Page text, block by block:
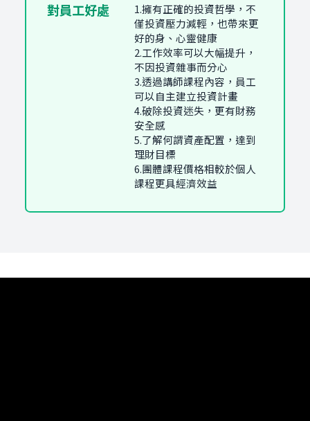
對員工好處
1.擁有正確的投資哲學，不
僅投資壓力減輕，也帶來更
好的身、心靈健康
2.工作效率可以大幅提升，
不因投資雜事而分心
3.透過講師課程內容，員工
可以自主建立投資計畫
4.破除投資迷失，更有財務
安全感
5.了解何謂資產配置，達到
理財目標
6.團體課程價格相較於個人
課程更具經濟效益